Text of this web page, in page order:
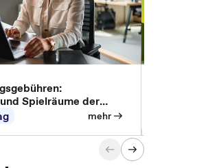
Spielräume der
mehr